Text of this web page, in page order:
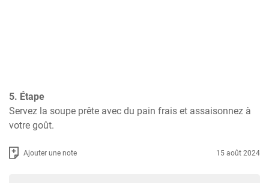
5. Étape
Servez la soupe prête avec du pain frais et assaisonnez à
votre goût.
Ajouter une note 15 août 2024